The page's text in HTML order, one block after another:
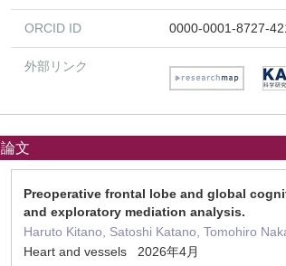
ORCID ID 0000-0001-8727-
外部リンク
論文
Preoperative frontal lobe and global
and exploratory mediation analysis.
Haruto Kitano, Satoshi Katano, Tomohiro
Heart and vessels 2026年4月